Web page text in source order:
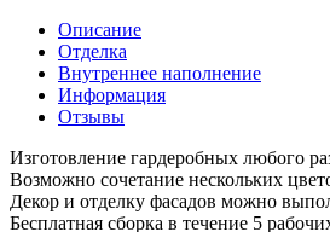
Описание
Отделка
Внутреннее наполнение
Информация
Отзывы
Изготовление гардеробных любого
Возможно сочетание нескольких
Декор и отделку фасадов можно
Бесплатная сборка в течение 5